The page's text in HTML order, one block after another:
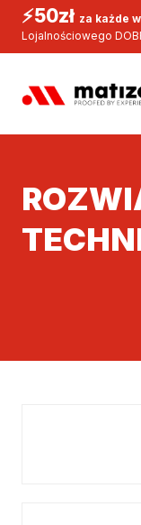
⚡50zł za każde
Lojalnościowego